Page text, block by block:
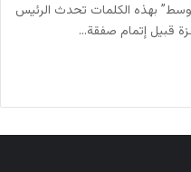
بهذه الكلمات تحدث الرئيس
قبيل إتمام صفقة…